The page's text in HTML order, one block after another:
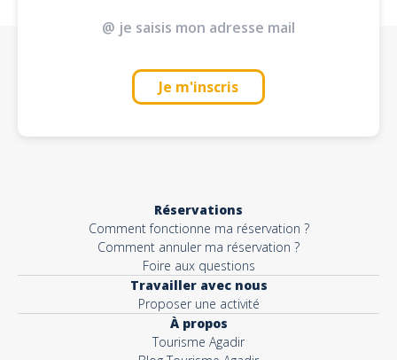
Je m'inscris
Réservations
Comment fonctionne ma réservation ?
Comment annuler ma réservation ?
Foire aux questions
Travailler avec nous
Proposer une activité
À propos
Tourisme Agadir